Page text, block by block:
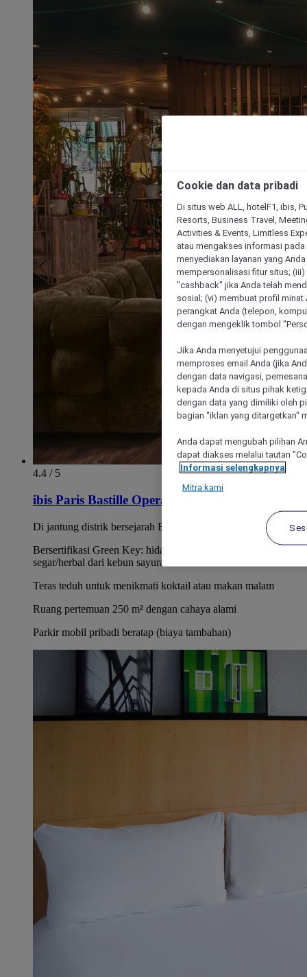
4.4 / 5
ibis Paris Bastille Opera 11ème
Di jantung distrik bersejarah Bastille
Bersertifikasi Green Key: hidangan dengan produk
segar/herbal dari kebun sayuran kami.
Teras teduh untuk menikmati koktail atau makan malam
Ruang pertemuan 250 m² dengan cahaya alami
Parkir mobil pribadi beratap (biaya tambahan)
Cookie dan data pribadi
Di situs web ALL, hotelF1, ibis,
Resorts, Business Travel,
Activities & Events, Limitless
atau mengakses informasi
menyediakan layanan yang
mempersonalisasi fitur situs;
"cashback" jika Anda telah
sosial; (vi) membuat profil
perangkat Anda (telepon,
dengan mengeklik tombol
Jika Anda menyetujui
memproses email Anda (jika
dengan data navigasi,
kepada Anda di situs pihak
dengan data yang dimiliki oleh
bagian "iklan yang ditargetkan"
Anda dapat mengubah pilihan
dapat diakses melalui tautan
Informasi selengkapnya
Mitra kami